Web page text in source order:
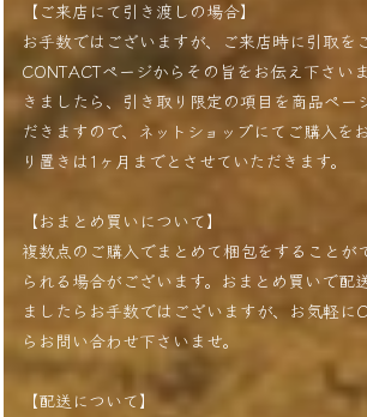
【ご来店にて引き渡しの場合】
お手数ではございますが、ご来店時に引取を
CONTACTページからその旨をお伝え下さい
きましたら、引き取り限定の項目を商品ペー
だきますので、ネットショップにてご購入を
り置きは1ヶ月までとさせていただきます。
【おまとめ買いについて】
複数点のご購入でまとめて梱包をすることが
られる場合がございます。おまとめ買いで配
ましたらお手数ではございますが、お気軽に
らお問い合わせ下さいませ。
【配送について】